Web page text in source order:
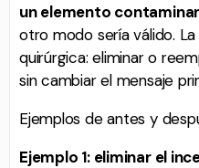
un elemento
otro modo sería válido.
quirúrgica: eliminar o
sin cambiar el mensaje
Ejemplos de antes y
Ejemplo 1: eliminar el